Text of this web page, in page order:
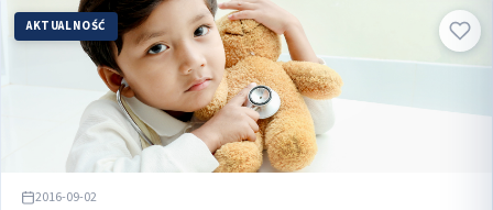
AKTUALNOŚĆ
2016-09-02